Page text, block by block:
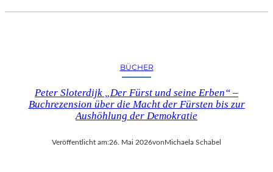
BÜCHER
Peter Sloterdijk „Der Fürst und seine Erben“ –
Buchrezension über die Macht der Fürsten bis zur
Aushöhlung der Demokratie
Veröffentlicht am:26. Mai 2026vonMichaela Schabel